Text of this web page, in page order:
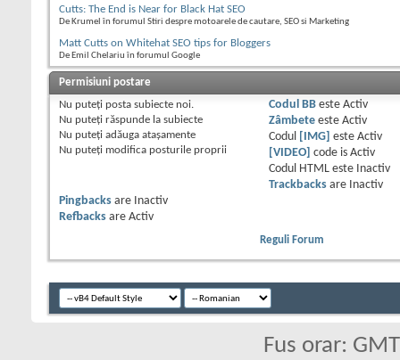
Cutts: The End is Near for Black Hat SEO
De Krumel în forumul Stiri despre motoarele de cautare, SEO si Marketing
Matt Cutts on Whitehat SEO tips for Bloggers
De Emil Chelariu în forumul Google
Permisiuni postare
Nu puteţi posta subiecte noi.
Nu puteţi răspunde la subiecte
Nu puteţi adăuga ataşamente
Nu puteţi modifica posturile proprii
Codul BBeste Activ
Zâmbeteeste Activ
Codul
[IMG] este Activ
[VIDEO]
code is Activ
Codul HTML este
Inactiv
Trackbacksare
Inactiv
Pingbacks are
Inactiv
Refbacks are Activ
Reguli Forum
Fus orar: